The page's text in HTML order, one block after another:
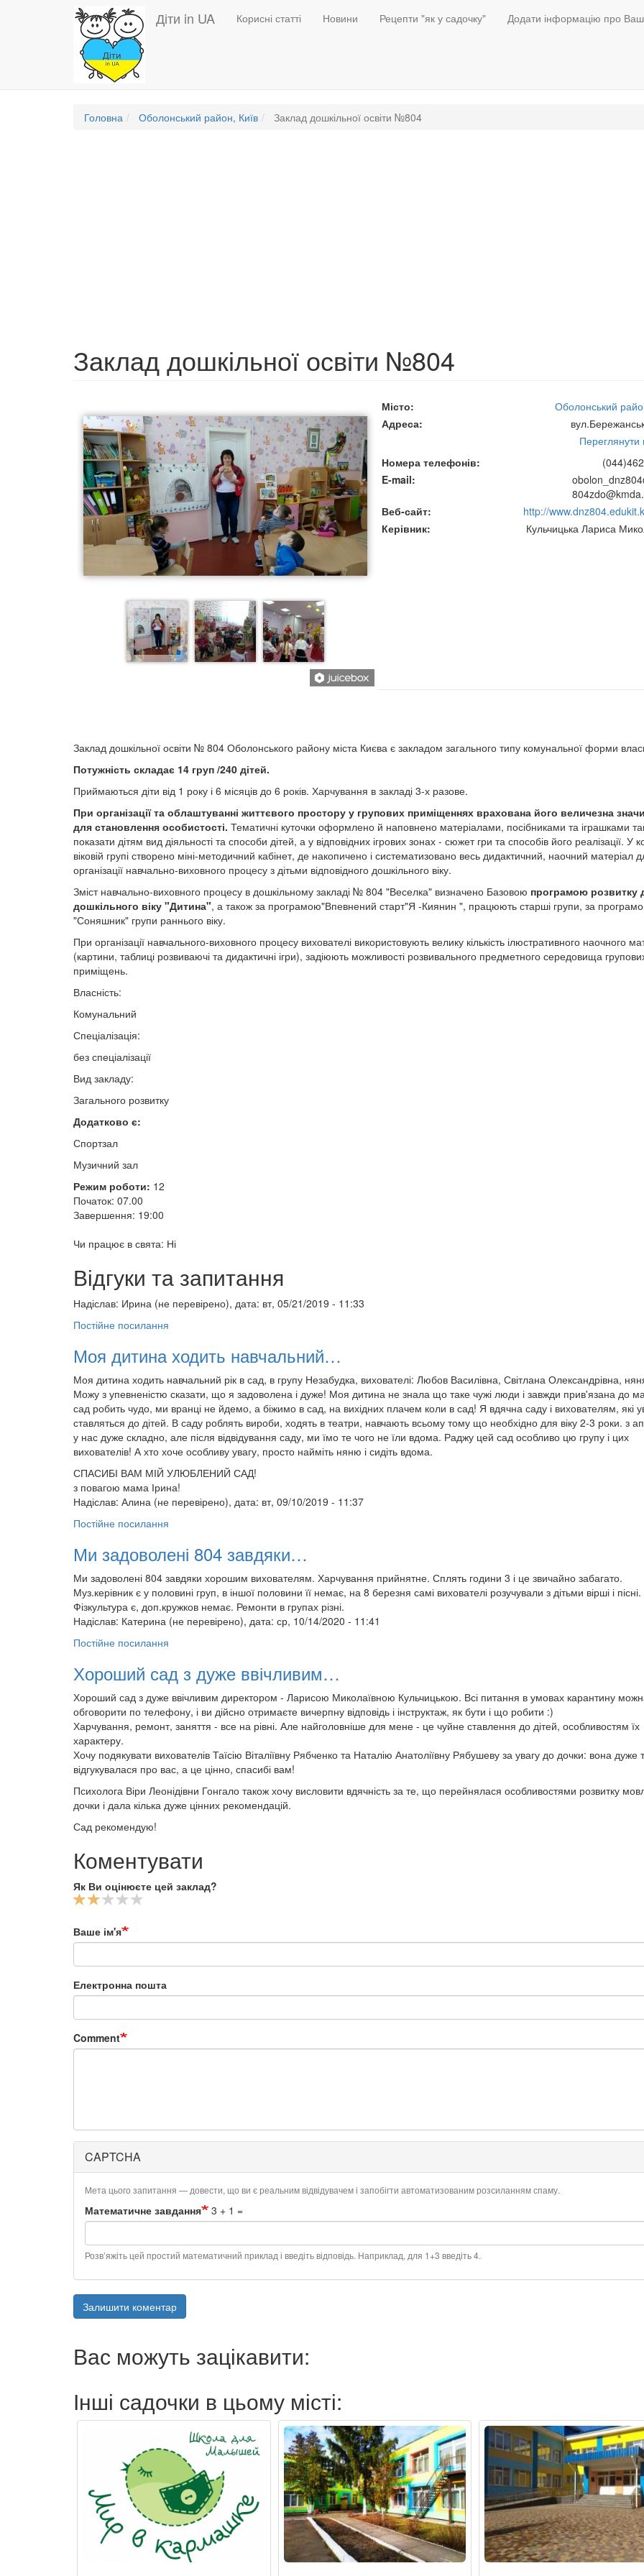
Діти in UA
Основная
навигация
Корисні статті Новини Рецепти "як у садочку" Додати інформацію про
Головна Оболонський район, Київ Заклад дошкільної освіти №804
Заклад дошкільної освіти №804
Місто
Оболонський
Адреса
Переглянути
Номера телефонів
E-mail
Веб-сайт
http://
Керівник
Кульчицька Лариса
Заклад дошкільної освіти № 804 Оболонського району міста Києва є закладом загального типу комунальної форми
Потужність складає 14 груп /240 дітей.
Приймаються діти від 1 року і 6 місяців до 6 років. Харчування в закладі 3-х разове.
При організації та облаштуванні життєвого простору у групових приміщеннях врахована його величезна
для становлення особистості. Тематичні куточки оформлено й наповнено матеріалами, посібниками та іграшками
показати дітям вид діяльності та способи дітей, а у відповідних ігрових зонах - сюжет гри та способів його реалізації. У
віковій групі створено міні-методичний кабінет, де накопичено і систематизовано весь дидактичний, наочний матеріал
організації навчально-виховного процесу з дітьми відповідного дошкільного віку.
Зміст навчально-виховного процесу в дошкільному закладі № 804 "Веселка" визначено Базовою програмою розвитку
дошкільного віку "Дитина", а також за програмою"Впевнений старт"Я -Киянин ", працюють старші групи, за
"Соняшник" групи раннього віку.
При організації навчального-виховного процесу вихователі використовують велику кількість ілюстративного наочного
(картини, таблиці розвиваючі та дидактичні ігри), задіюють можливості розвивального предметного середовища
приміщень.
Власність:
Комунальний
Спеціалізація:
без спеціалізації
Вид закладу:
Загального розвитку
Додатково є:
Спортзал
Музичний зал
Режим роботи: 12
Початок: 07.00
Завершення: 19:00
Чи працює в свята: Ні
Відгуки та запитання
Надіслав: Ирина (не перевірено), дата: вт, 05/21/2019 - 11:33
Постійне посилання
Моя дитина ходить навчальний…
Моя дитина ходить навчальний рік в сад, в групу Незабудка, вихователі: Любов Василівна, Світлана Олександрівна,
Можу з упевненістю сказати, що я задоволена і дуже! Моя дитина не знала що таке чужі люди і завжди прив'язана до
сад робить чудо, ми вранці не йдемо, а біжимо в сад, на вихідних плачем коли в сад! Я вдячна саду і вихователям, які
ставляться до дітей. В саду роблять вироби, ходять в театри, навчають всьому тому що необхідно для віку 2-3 роки. з
у нас дуже складно, але після відвідування саду, ми їмо те чого не їли вдома. Раджу цей сад особливо цю групу і цих
вихователів! А хто хоче особливу увагу, просто найміть няню і сидіть вдома.
СПАСИБІ ВАМ МІЙ УЛЮБЛЕНИЙ САД!
з повагою мама Ірина!
Надіслав: Алина (не перевірено), дата: вт, 09/10/2019 - 11:37
Постійне посилання
Ми задоволені 804 завдяки…
Ми задоволені 804 завдяки хорошим вихователям. Харчування прийнятне. Сплять години 3 і це звичайно забагато.
Муз.керівник є у половині груп, в іншої половини її немає, на 8 березня самі вихователі розучували з дітьми вірші і пісні.
Фізкультура є, доп.кружков немає. Ремонти в групах різні.
Надіслав: Катерина (не перевірено), дата: ср, 10/14/2020 - 11:41
Постійне посилання
Хороший сад з дуже ввічливим…
Хороший сад з дуже ввічливим директором - Ларисою Миколаївною Кульчицькою. Всі питання в умовах карантину
обговорити по телефону, і ви дійсно отримаєте вичерпну відповідь і інструктаж, як бути і що робити :)
Харчування, ремонт, заняття - все на рівні. Але найголовніше для мене - це чуйне ставлення до дітей, особливостям їх
характеру.
Хочу подякувати вихователів Таїсію Віталіївну Рябченко та Наталію Анатоліївну Рябушеву за увагу до дочки: вона дуже
відгукувалася про вас, а це цінно, спасибі вам!
Психолога Віри Леонідівни Гонгало також хочу висловити вдячність за те, що перейнялася особливостями розвитку
дочки і дала кілька дуже цінних рекомендацій.
Сад рекомендую!
Коментувати
Як Ви оцінюєте цей заклад?
Ваше ім'я
Електронна пошта
Comment
CAPTCHA
Мета цього запитання — довести, що ви є реальним відвідувачем і запобігти автоматизованим розсиланням спаму.
Математичне завдання 3 + 1 =
Розв’яжіть цей простий математичний приклад і введіть відповідь. Наприклад, для 1+3 введіть 4.
Залишити коментар
Вас можуть зацікавити:
Інші садочки в цьому місті: